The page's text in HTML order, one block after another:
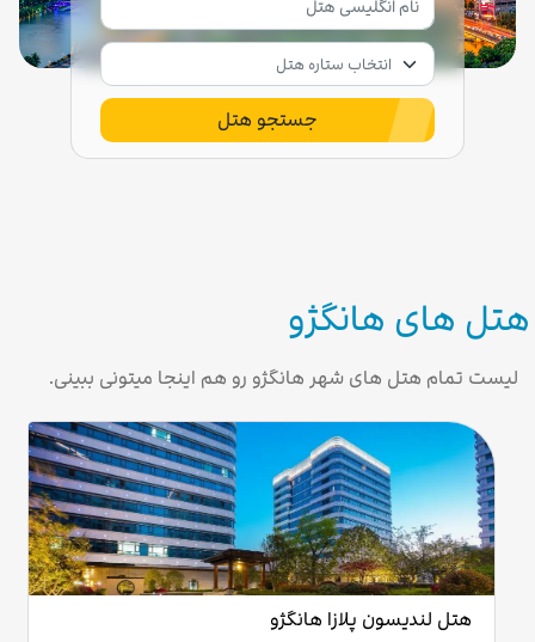
جستجو هتل
هتل های هانگژو
لیست تمام هتل های شهر هانگژو رو هم اینجا میتونی ببینی.
هتل لندیسون پلازا هانگژو